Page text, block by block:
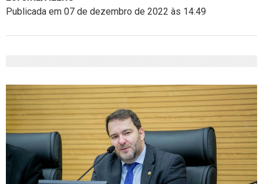
Publicada em 07 de dezembro de 2022 às 14:49